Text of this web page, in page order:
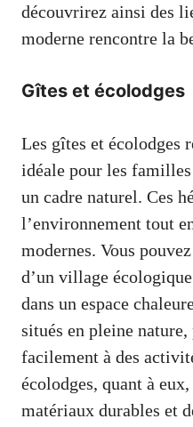
découvrirez ainsi des
moderne rencontre la
Gîtes et écolodges
Les gîtes et écolodges
idéale pour les
un cadre naturel. Ces
l’environnement tout
modernes. Vous
d’un village
dans un espace
situés en pleine nature,
facilement à des
écolodges, quant à
matériaux durables et